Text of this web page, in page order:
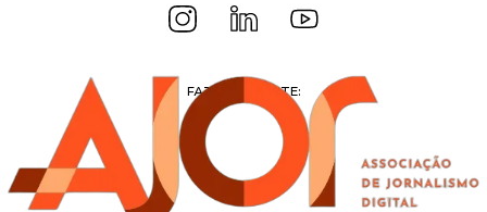
FAZEMOS PARTE: